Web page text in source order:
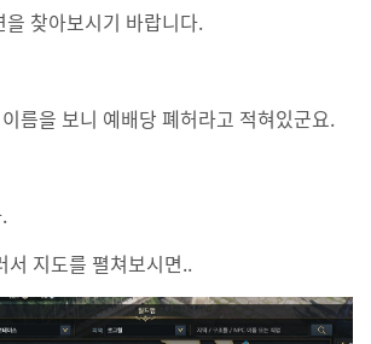
찾아보시기 바랍니다.
름을 보니 예배당 폐허라고 적혀있군요.
서 지도를 펼쳐보시면..